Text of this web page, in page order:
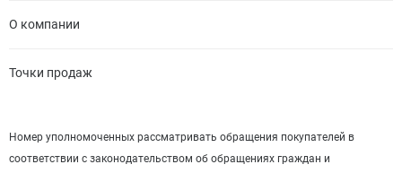
О компании
Точки продаж
Номер уполномоченных рассматривать обращения покупателей в
соответствии с законодательством об обращениях граждан и